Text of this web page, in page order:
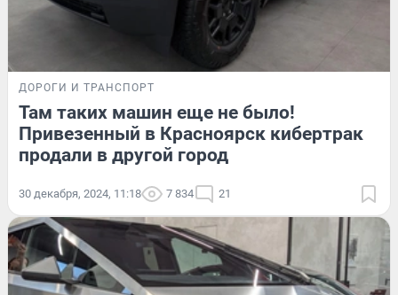
ДОРОГИ И ТРАНСПОРТ
Там таких машин еще не было!
Привезенный в Красноярск кибертрак
продали в другой город
30 декабря, 2024, 11:18 7 834 21